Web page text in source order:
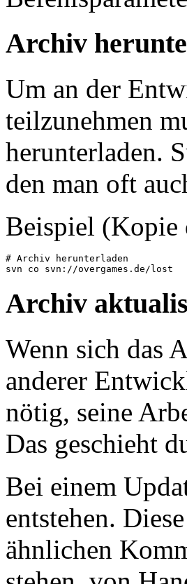
Archiv
Um an der
teilzunehmen
herunterladen.
den man oft
Beispiel (Kopie
# Archiv herunterladen
Archiv
Wenn sich das
anderer
nötig, seine
Das geschieht
Bei einem
entstehen.
ähnlichen